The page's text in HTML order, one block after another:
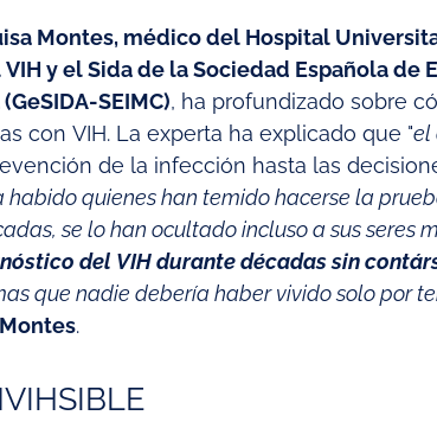
Montes, médico del Hospital
y el Sida de la Sociedad Española de
SEIMC), ha profundizado sobre
con VIH. La experta ha explicado que "el
de la infección hasta las
habido quienes han temido hacerse la
se lo han ocultado incluso a sus seres
del VIH durante décadas sin
que nadie debería haber vivido solo por
.